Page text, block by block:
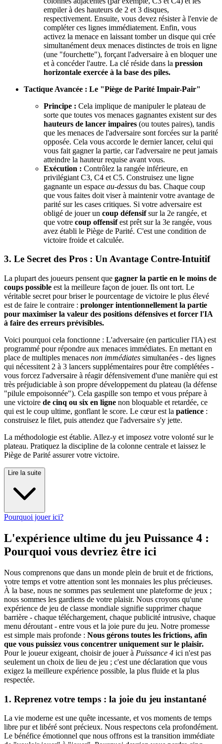
empiler à des hauteurs de 2 et 3 disques,
respectivement. Ensuite, vous devez résister à l'envie de
compléter ces lignes immédiatement. Enfin, vous
activez la menace en laissant tomber un disque qui crée
simultanément deux menaces distinctes de trois en ligne
(une "fourchette"), forçant l'adversaire à en bloquer une
et à concéder l'autre. La clé réside dans la pression
horizontale exercée à la base des piles.
Tactique Avancée : Le "Piège de Parité Impair-Pair"
Principe : Cela implique de manipuler le plateau de
sorte que toutes vos menaces gagnantes existent sur des
hauteurs de lancer impaires (ou toutes paires), tandis
que les menaces de l'adversaire sont forcées sur la parité
opposée. Cela vous accorde le dernier lancer, celui qui
vous fait gagner la partie, car l'adversaire ne peut jamais
atteindre la hauteur requise avant vous.
Exécution : Contrôlez la rangée inférieure, en
privilégiant C3, C4 et C5. Construisez une ligne
gagnante un espace au-dessus du bas. Chaque coup
que vous faites doit viser à maintenir votre avantage de
parité sur les cases critiques. Si votre adversaire est
obligé de jouer un coup défensifsur la 2e rangée, et
que votre coup offensifest prêt sur la 3e rangée, vous
avez établi le Piège de Parité. C'est une condition de
victoire froide et calculée.
3. Le Secret des Pros : Un Avantage Contre-Intuitif
La plupart des joueurs pensent que gagner la partie en le moins de
coups possible est la meilleure façon de jouer. Ils ont tort. Le
véritable secret pour briser le pourcentage de victoire le plus élevé
est de faire le contraire : prolonger intentionnellement la partie
pour maximiser la valeur des positions défensives et forcer l'IA
à faire des erreurs prévisibles.
Voici pourquoi cela fonctionne : L'adversaire (en particulier l'IA) est
programmé pour répondre aux menaces immédiates. En mettant en
place de multiples menaces non immédiates simultanées - des lignes
qui nécessitent 2 à 3 lancers supplémentaires pour être complétées -
vous forcez l'adversaire à réagir défensivement d'une manière qui est
très préjudiciable à son propre développement du plateau (la défense
"pilule empoisonnée"). Cela gaspille son tempo et vous prépare à
une victoire de cinq ou six en ligne non bloquable et retardée, ce
qui est le coup ultime, gonflant le score. Le cœur est la patience :
construisez le filet, puis attendez que l'adversaire s'y jette.
La méthodologie est établie. Allez-y et imposez votre volonté sur le
plateau. Pratiquez la discipline de la colonne centrale et laissez le
Piège de Parité assurer votre victoire.
Lire la suite
Pourquoi jouer ici?
L'expérience ultime du jeu Puissance 4 :
Pourquoi vous devriez être ici
Nous comprenons que dans un monde plein de bruit et de frictions,
votre temps et votre attention sont les monnaies les plus précieuses.
À la base, nous ne sommes pas seulement une plateforme de jeux ;
nous sommes les gardiens de votre plaisir. Nous croyons qu'une
expérience de jeu de classe mondiale signifie supprimer chaque
barrière - chaque téléchargement, chaque publicité intrusive, chaque
menu déroutant - entre vous et la joie pure du jeu. Notre promesse
est simple mais profonde : Nous gérons toutes les frictions, afin
que vous puissiez vous concentrer uniquement sur le plaisir.
Pour le joueur exigeant, choisir de jouer à Puissance 4 ici n'est pas
seulement un choix de lieu de jeu ; c'est une déclaration que vous
exigez la meilleure expérience possible, la plus fluide et la plus
respectée.
1. Reprenez votre temps : la joie du jeu instantané
La vie moderne est une quête incessante, et vos moments de temps
libre pur et libéré sont précieux. Nous respectons cela profondément.
Le bénéfice émotionnel que nous offrons est la transition immédiate